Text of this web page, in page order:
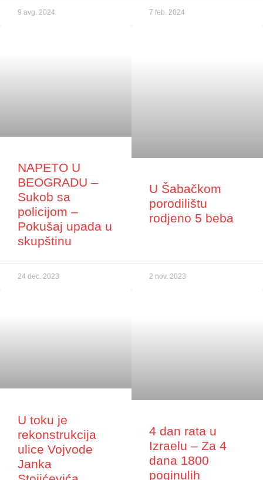
9 avg. 2024 7 feb. 2024
NAPETO U
BEOGRADU –
Sukob sa
policijom –
Pokušaj upada u
skupštinu
24 dec. 2023
U Šabačkom
porodilištu
rodjeno 5 beba
2 nov. 2023
U toku je
rekonstrukcija
ulice Vojvode
Janka
4 dan rata u
Izraelu – Za 4
dana 1800
poginulih